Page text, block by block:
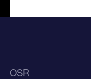
OSR